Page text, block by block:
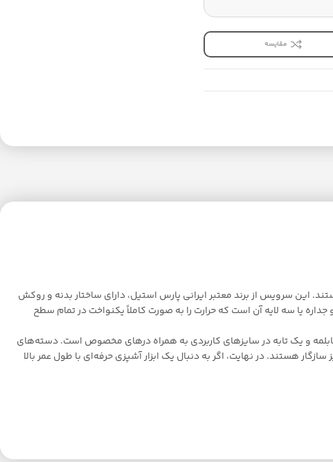
مقایسه
هستند. این سرویس از برند معتبر ایرانی پارس استیل، دارای ساختار بدنه و روکش
یا سه لایه آن است که حرارت را به صورت کاملاً یکنواخت در تمام سطح
از آن درون فر است که امکان پخت انواع غذاها را فراهم می‌کند. این مجموعه ۸ پارچه، شامل سه قابلمه و یک تابه در سایزهای کاربردی به همراه درهای مخصوص است. دسته‌های
هستند. در نهایت، اگر به دنبال یک ابزار آشپزی حرفه‌ای با طول عمر بالا